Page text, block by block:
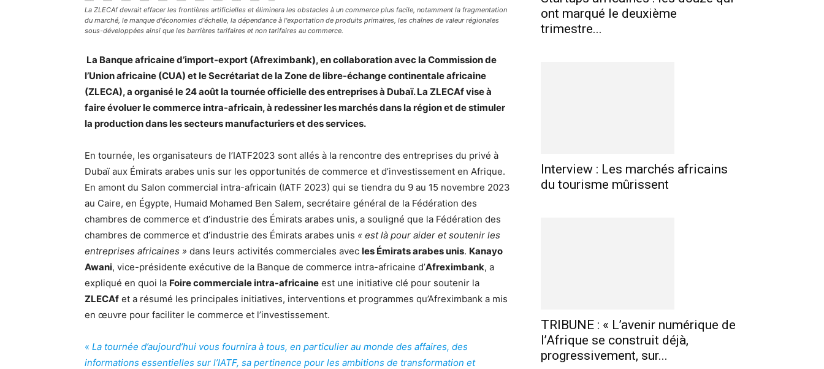
La ZLECAf devrait effacer les frontières artificielles et éliminera les obstacles à un commerce plus facile, notamment la fragmentation
du marché, le manque d'économies d'échelle, la dépendance à l'exportation de produits primaires, les chaînes de valeur régionales
sous-développées ainsi que les barrières tarifaires et non tarifaires au commerce.
La Banque africaine d’import-export (Afreximbank), en collaboration avec la Commission de
l’Union africaine (CUA) et le Secrétariat de la Zone de libre-échange continentale africaine
(ZLECA), a organisé le 24 août la tournée officielle des entreprises à Dubaï. La ZLECAf vise à
faire évoluer le commerce intra-africain, à redessiner les marchés dans la région et de stimuler
la production dans les secteurs manufacturiers et des services.
En tournée, les organisateurs de l’IATF2023 sont allés à la rencontre des entreprises du privé à
Dubaï aux Émirats arabes unis sur les opportunités de commerce et d’investissement en Afrique.
En amont du Salon commercial intra-africain (IATF 2023) qui se tiendra du 9 au 15 novembre 2023
au Caire, en Égypte, Humaid Mohamed Ben Salem, secrétaire général de la Fédération des
chambres de commerce et d’industrie des Émirats arabes unis, a souligné que la Fédération des
chambres de commerce et d’industrie des Émirats arabes unis « est là pour aider et soutenir les
entreprises africaines » dans leurs activités commerciales avec les Émirats arabes unis. Kanayo
Awani, vice-présidente exécutive de la Banque de commerce intra-africaine d’Afreximbank, a
expliqué en quoi la Foire commerciale intra-africaine est une initiative clé pour soutenir la
ZLECAf et a résumé les principales initiatives, interventions et programmes qu’Afreximbank a mis
en œuvre pour faciliter le commerce et l’investissement.
« La tournée d’aujourd’hui vous fournira à tous, en particulier au monde des affaires, des
informations essentielles sur l’IATF, sa pertinence pour les ambitions de transformation et
ont marqué le deuxième
trimestre...
Interview : Les marchés africains
du tourisme mûrissent
TRIBUNE : « L’avenir numérique de
l’Afrique se construit déjà,
progressivement, sur...